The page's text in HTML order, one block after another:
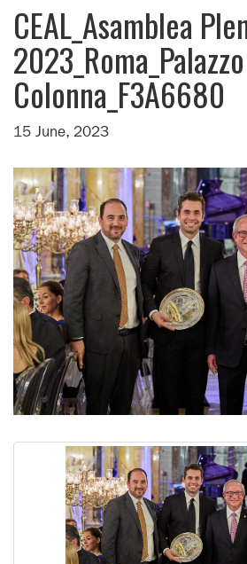
CEAL_Asamblea
2023_Roma_Palazzo
Colonna_F3A6680
15 June, 2023